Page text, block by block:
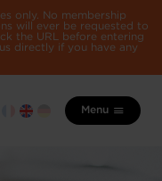
only. No membership
will ever be requested to
the URL before entering
directly if you have any
Menu